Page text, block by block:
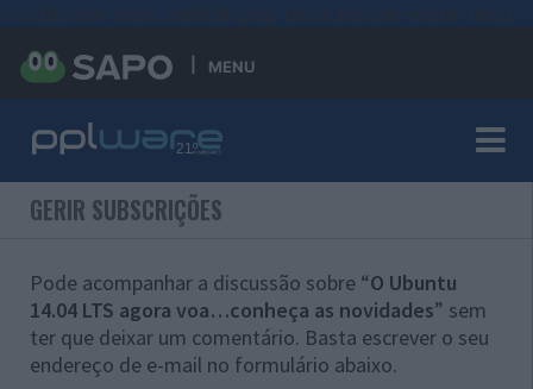
MENU
GERIR SUBSCRIÇÕES
Pode acompanhar a discussão sobre “O Ubuntu
14.04 LTS agora voa…conheça as novidades” sem
ter que deixar um comentário. Basta escrever o seu
endereço de e-mail no formulário abaixo.